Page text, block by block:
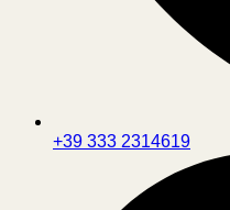
+39 333 2314619